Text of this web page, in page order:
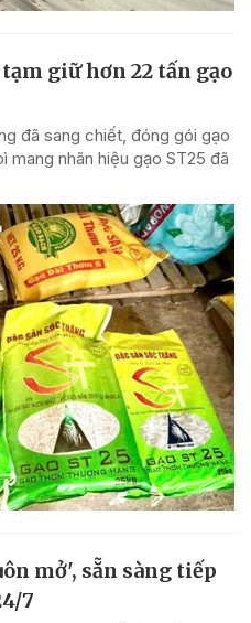
giữ hơn 22 tấn gạo
đã sang chiết, đóng gói gạo
nhãn hiệu gạo ST25 đã
mở', sẵn sàng tiếp
7